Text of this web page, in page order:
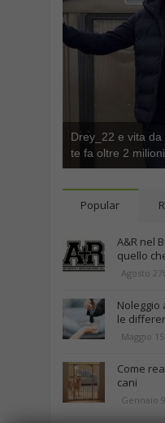
Drey_22 e vita
te fa oltre 2
Popular
A&R nel
quello
Agosto
Noleggio
le
Maggio
Come
cani
Gennaio